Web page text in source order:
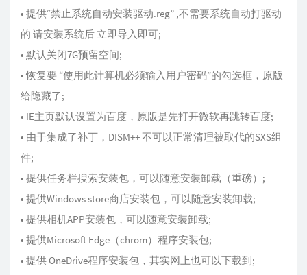
• 提供“禁止系统自动安装驱动.reg” ,不需要系统自动打驱动
的 请安装系统后 立即导入即可;
• 默认关闭7G预留空间;
• 恢复要 “使用此计算机必须输入用户密码”的勾选框，原版
给隐藏了;
• IE主页默认设置为百度，原版是先打开微软再跳转百度;
• 由于集成了补丁，DISM++ 不可以正常清理被取代的SXS组
件;
• 提供任务栏搜索安装包，可以随意安装卸载（重磅）;
• 提供Windows store商店安装包，可以随意安装卸载;
• 提供相机APP安装包，可以随意安装卸载;
• 提供Microsoft Edge（chrom）程序安装包;
• 提供 OneDrive程序安装包，其实网上也可以下载到;